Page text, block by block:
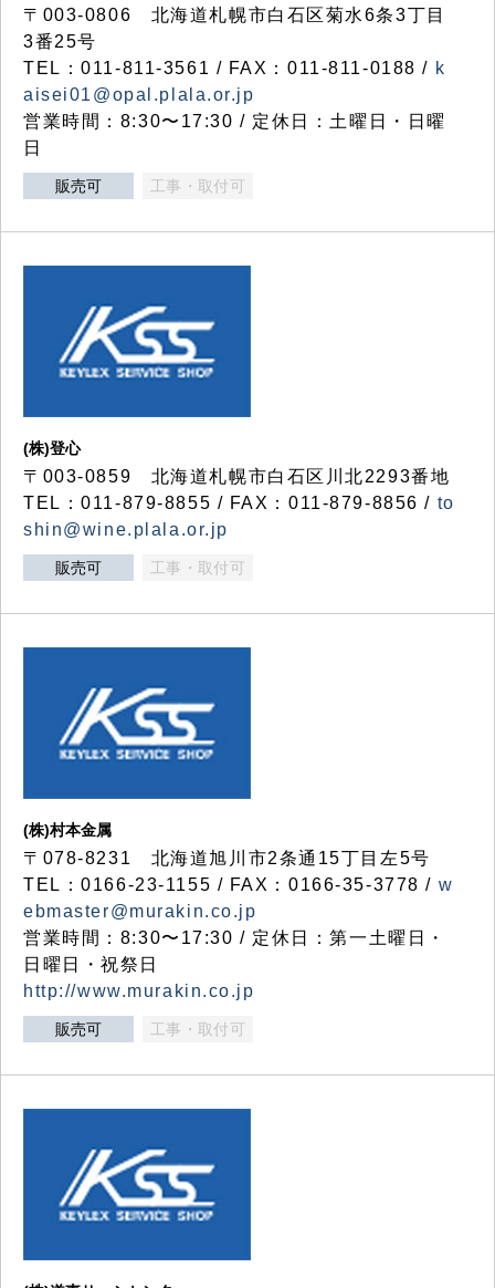
〒003-0806 北海道札幌市白石区菊水6条3丁目
3番25号
TEL：011-811-3561 / FAX：011-811-0188 / k
aisei01@opal.plala.or.jp
営業時間：8:30〜17:30 / 定休日：土曜日・日曜
日
販売可 工事・取付可
(株)登心
〒003-0859 北海道札幌市白石区川北2293番地
TEL：011-879-8855 / FAX：011-879-8856 / to
shin@wine.plala.or.jp
販売可 工事・取付可
(株)村本金属
〒078-8231 北海道旭川市2条通15丁目左5号
TEL：0166-23-1155 / FAX：0166-35-3778 / w
ebmaster@murakin.co.jp
営業時間：8:30〜17:30 / 定休日：第一土曜日・
日曜日・祝祭日
http://www.murakin.co.jp
販売可 工事・取付可